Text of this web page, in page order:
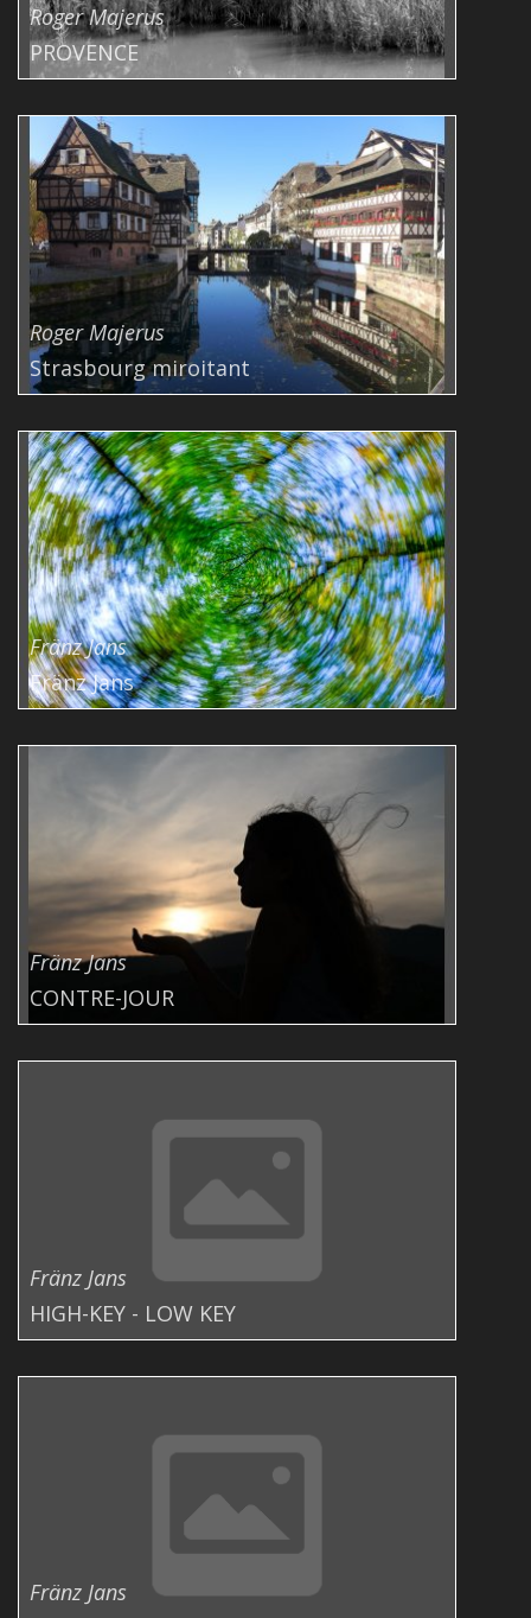
Roger Majerus
PROVENCE
Roger Majerus
Strasbourg miroitant
Fränz Jans
Fränz Jans
Fränz Jans
CONTRE-JOUR
Fränz Jans
HIGH-KEY - LOW KEY
Fränz Jans